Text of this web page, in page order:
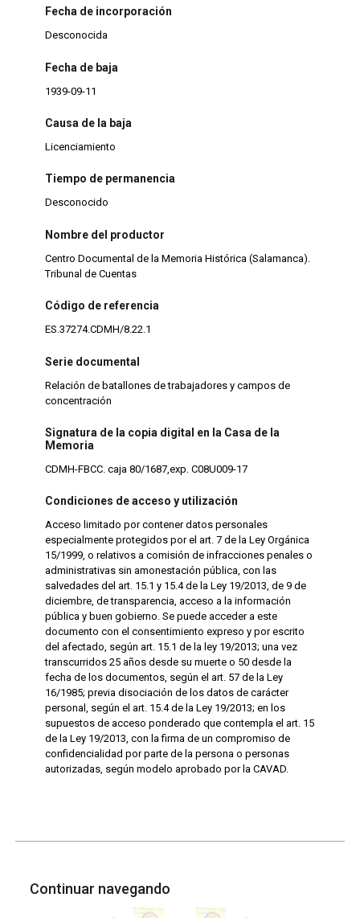
Fecha de incorporación
Desconocida
Fecha de baja
1939-09-11
Causa de la baja
Licenciamiento
Tiempo de permanencia
Desconocido
Nombre del productor
Centro Documental de la Memoria Histórica (Salamanca).
Tribunal de Cuentas
Código de referencia
ES.37274.CDMH/8.22.1
Serie documental
Relación de batallones de trabajadores y campos de
concentración
Signatura de la copia digital en la Casa de la
Memoria
CDMH-FBCC. caja 80/1687,exp. C08U009-17
Condiciones de acceso y utilización
Acceso limitado por contener datos personales
especialmente protegidos por el art. 7 de la Ley Orgánica
15/1999, o relativos a comisión de infracciones penales o
administrativas sin amonestación pública, con las
salvedades del art. 15.1 y 15.4 de la Ley 19/2013, de 9 de
diciembre, de transparencia, acceso a la información
pública y buen gobierno. Se puede acceder a este
documento con el consentimiento expreso y por escrito
del afectado, según art. 15.1 de la ley 19/2013; una vez
transcurridos 25 años desde su muerte o 50 desde la
fecha de los documentos, según el art. 57 de la Ley
16/1985; previa disociación de los datos de carácter
personal, según el art. 15.4 de la Ley 19/2013; en los
supuestos de acceso ponderado que contempla el art. 15
de la Ley 19/2013, con la firma de un compromiso de
confidencialidad por parte de la persona o personas
autorizadas, según modelo aprobado por la CAVAD.
Continuar navegando